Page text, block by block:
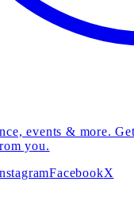
events & more.
you.
FacebookX